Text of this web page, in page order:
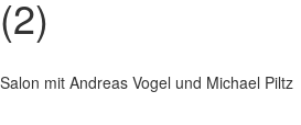
(2)
Salon mit Andreas Vogel und Michael Piltz